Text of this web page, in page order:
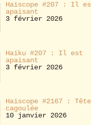
Haïscope #207 : Il
apaisant
3 février 2026
Haïku #207 : Il est
apaisant
3 février 2026
Haïscope #2167 : Tête
cagoulée
10 janvier 2026